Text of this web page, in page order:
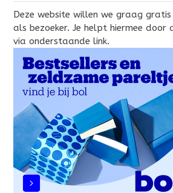
Deze website willen we graag
als bezoeker. Je helpt hiermee door
via onderstaande link.